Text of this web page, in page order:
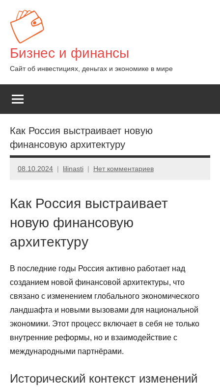
содержимому
Бизнес и финансы
Сайт об инвестициях, деньгах и экономике в мире
Как Россия выстраивает новую
финансовую архитектуру
08.10.2024 lilinasti Нет комментариев
Как Россия выстраивает
новую финансовую
архитектуру
В последние годы Россия активно работает над
созданием новой финансовой архитектуры, что
связано с изменением глобального экономического
ландшафта и новыми вызовами для национальной
экономики. Этот процесс включает в себя не только
внутренние реформы, но и взаимодействие с
международными партнёрами.
Исторический контекст изменений